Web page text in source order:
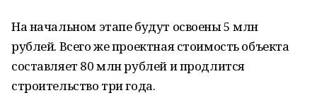
На начальном этапе будут освоены 5 млн
рублей. Всего же проектная стоимость объекта
составляет 80 млн рублей и продлится
строительство три года.